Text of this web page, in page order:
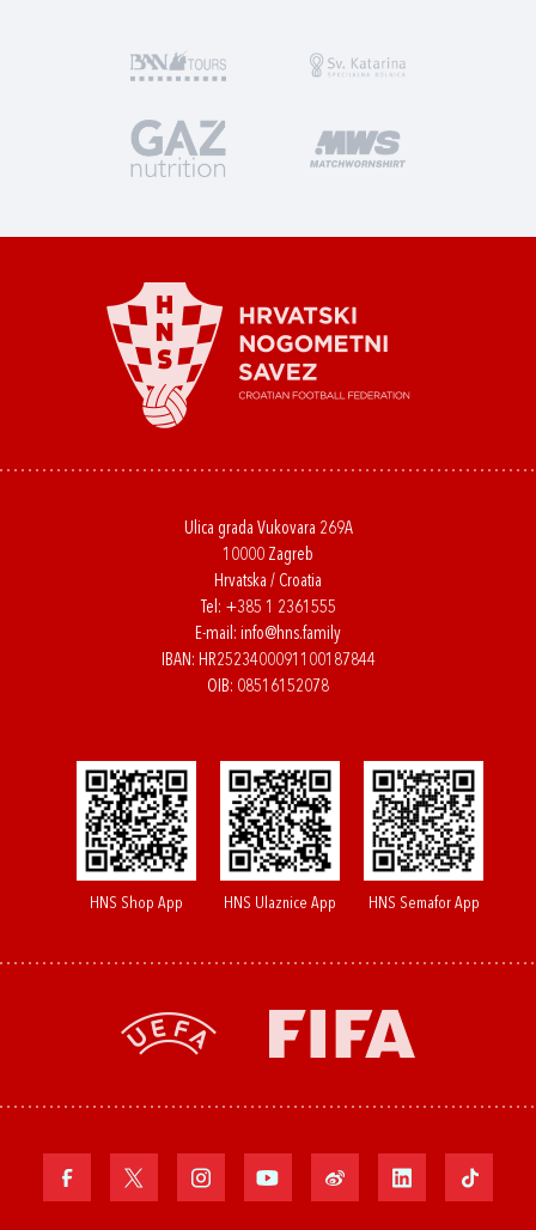
Ulica grada Vukovara 269A
10000 Zagreb
Hrvatska / Croatia
Tel: +385 1 2361555
E-mail: info@hns.family
IBAN: HR2523400091100187844
OIB: 08516152078
HNS Shop App HNS Ulaznice App HNS Semafor App